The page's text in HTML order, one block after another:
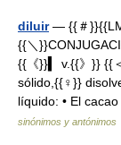
diluir— {{＃
{{＼
{{《}}▍ v.{{》}} {{
sólido,{{♀}}
líquido: • El
sinónimos y antónimos